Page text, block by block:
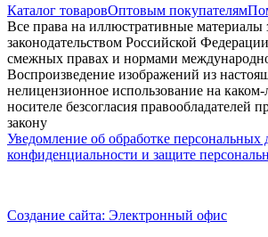
Каталог товаровОптовым покупателям
Все права на иллюстративные
законодательством Российской
смежных правах и нормами
Воспроизведение изображений из
нелицензионное использование на
носителе безсогласия правообладателей
закону
Уведомление об обработке персональных
конфиденциальности и защите
Создание сайта: Электронный офис